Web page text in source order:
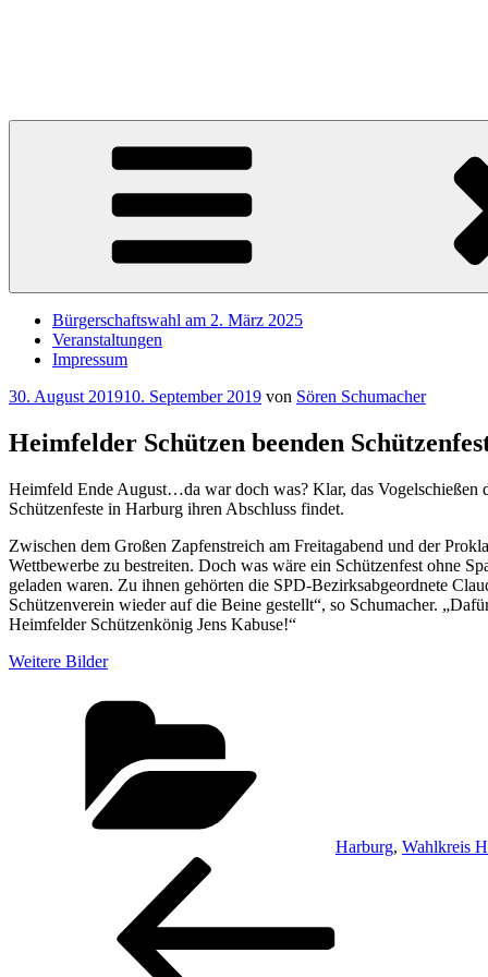
Bürgerschaftswahl am 2. März 2025
Veranstaltungen
Impressum
Veröffentlicht
30. August 201910. September 2019 von Sören Schumacher
Heimfelder Schützen beenden
Heimfeld Ende August…da war doch was? Klar, das Vogelschießen
Schützenfeste in Harburg ihren Abschluss findet.
Zwischen dem Großen Zapfenstreich am Freitagabend und der
Wettbewerbe zu bestreiten. Doch was wäre ein Schützenfest ohne
geladen waren. Zu ihnen gehörten die SPD-Bezirksabgeordnete
Schützenverein wieder auf die Beine gestellt“, so Schumacher.
Heimfelder Schützenkönig Jens Kabuse!“
Weitere Bilder
Harburg, Wahlkreis
Beitragsnavigation